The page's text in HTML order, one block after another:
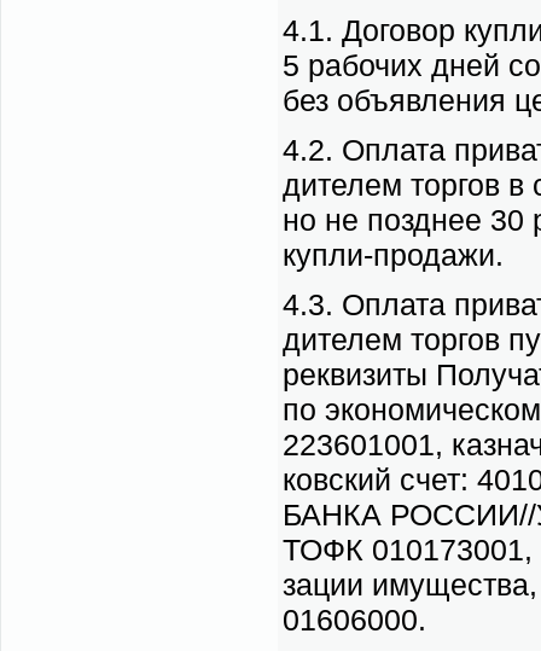
4.1. До­го­вор
5 ра­бо­чих дней
без объ­яв­ле­ния
4.2. Опла­та
ди­те­лем тор­гов в
но не позд­нее 30
куп­ли-про­да­жи.
4.3. Опла­та
ди­те­лем тор­гов
рек­ви­зи­ты
по
223601001,
ков­ский счет:
БАНКА РОССИИ//
ТОФК 010173001,
за­ции
01606000.